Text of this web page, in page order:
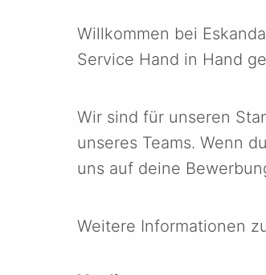
Willkommen bei
Service Hand in Hand
Wir sind für unseren
unseres Teams. Wenn
uns auf deine
Weitere Informationen